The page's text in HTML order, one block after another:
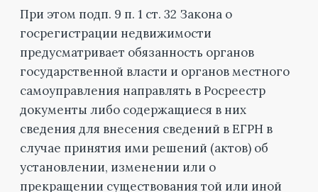
При этом подп. 9 п. 1 ст. 32 Закона о
госрегистрации недвижимости
предусматривает обязанность органов
государственной власти и органов местного
самоуправления направлять в Росреестр
документы либо содержащиеся в них
сведения для внесения сведений в ЕГРН в
случае принятия ими решений (актов) об
установлении, изменении или о
прекращении существования той или иной